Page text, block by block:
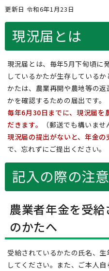
更新日 令和6年1月23日
現況届とは
現況届とは、毎年5月下旬頃に
しているかたが生存している
かたは、農業再開や農地等の
かを確認するための届出です。
毎年6月30日までに、現況届を
だきます。
（郵送でも構いませ
現況届の提出がないと、年金
で、忘れずにご提出ください。
記入の際の注
農業者年金を受
のかたへ
受給されているかたの氏名、
してください。また、ご本人